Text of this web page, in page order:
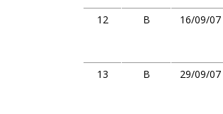
12
B 16/09/07
13
B 29/09/07